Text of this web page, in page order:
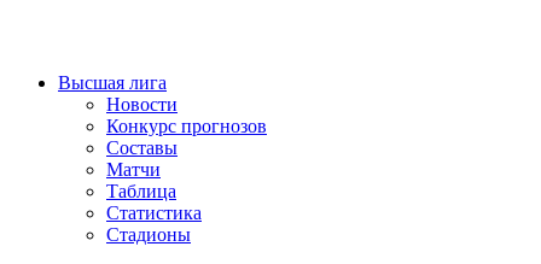
Высшая лига
Новости
Конкурс прогнозов
Составы
Матчи
Таблица
Статистика
Стадионы